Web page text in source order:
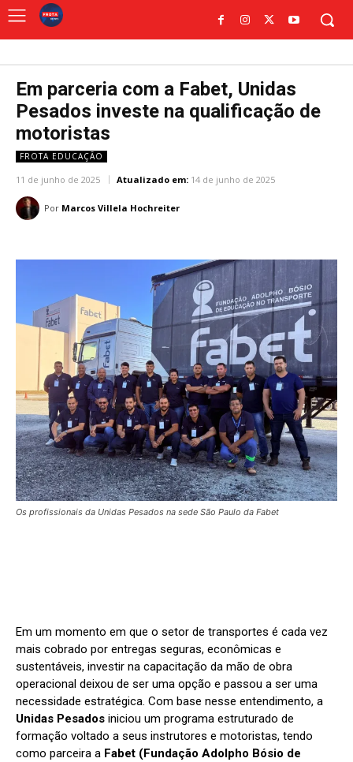
Em parceria com a Fabet, Unidas
Pesados investe na qualificação de
motoristas
FROTA EDUCAÇÃO
11 de junho de 2025 Atualizado em: 14 de junho de 2025
Por Marcos Villela Hochreiter
Os profissionais da Unidas Pesados na sede São Paulo da Fabet
Em um momento em que o setor de transportes é cada vez
mais cobrado por entregas seguras, econômicas e
sustentáveis, investir na capacitação da mão de obra
operacional deixou de ser uma opção e passou a ser uma
necessidade estratégica. Com base nesse entendimento, a
Unidas Pesados iniciou um programa estruturado de
formação voltado a seus instrutores e motoristas, tendo
como parceira a Fabet (Fundação Adolpho Bósio de